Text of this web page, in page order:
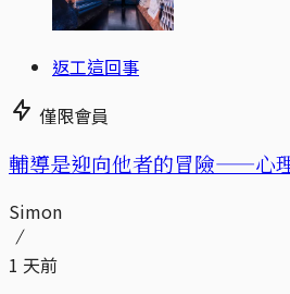
返工這回事
僅限會員
輔導是迎向他者的冒險——心
Simon
1 天前